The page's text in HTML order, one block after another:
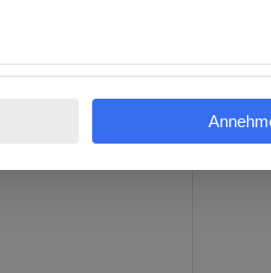
Ableiter